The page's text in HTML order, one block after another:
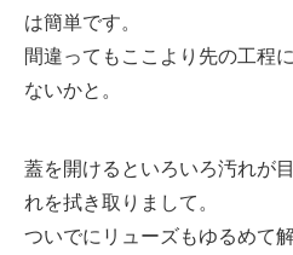
は簡単です。
間違ってもここより先の工程
ないかと。
蓋を開けるといろいろ汚れが
れを拭き取りまして。
ついでにリューズもゆるめて